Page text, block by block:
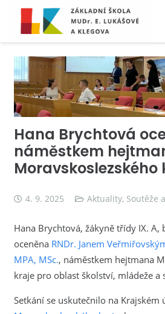
Hana Brychtová
náměstkem
Moravskoslezského
4. 9. 2025 Aktuality, Soutěže
Hana Brychtová, žákyně třídy IX. A,
oceněna RNDr. Janem
MPA, MSc., náměstkem hejtmana
kraje pro oblast školství, mládeže a
Setkání se uskutečnilo na Krajském